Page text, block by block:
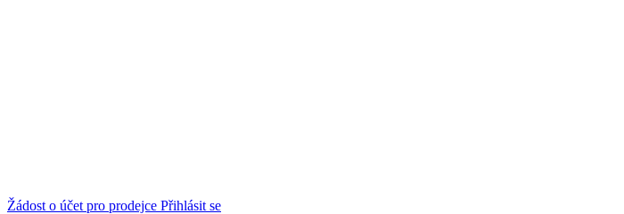
Žádost o účet pro prodejce Přihlásit se